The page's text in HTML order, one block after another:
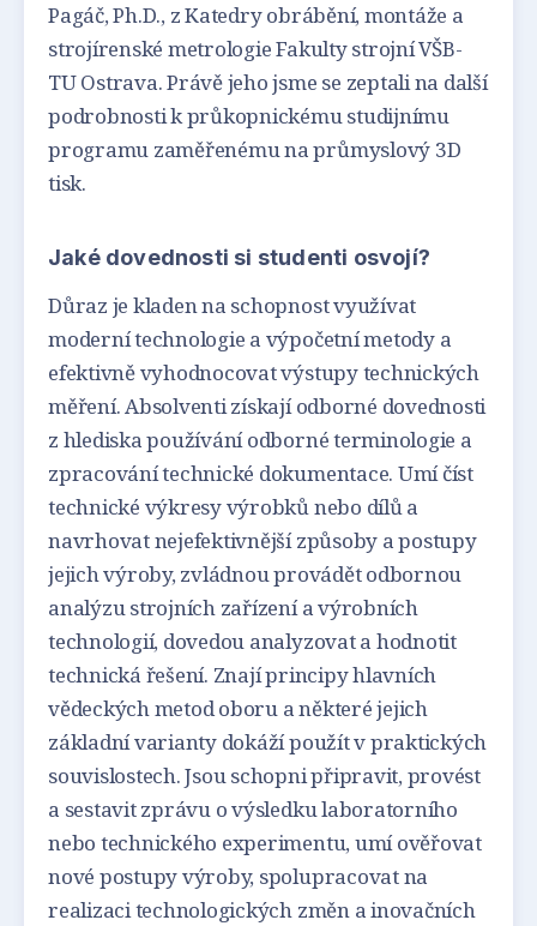
Pagáč, Ph.D., z Katedry obrábění, montáže a
strojírenské metrologie Fakulty strojní VŠB-
TU Ostrava. Právě jeho jsme se zeptali na další
podrobnosti k průkopnickému studijnímu
programu zaměřenému na průmyslový 3D
tisk.
Jaké dovednosti si studenti osvojí?
Důraz je kladen na schopnost využívat
moderní technologie a výpočetní metody a
efektivně vyhodnocovat výstupy technických
měření. Absolventi získají odborné dovednosti
z hlediska používání odborné terminologie a
zpracování technické dokumentace. Umí číst
technické výkresy výrobků nebo dílů a
navrhovat nejefektivnější způsoby a postupy
jejich výroby, zvládnou provádět odbornou
analýzu strojních zařízení a výrobních
technologií, dovedou analyzovat a hodnotit
technická řešení. Znají principy hlavních
vědeckých metod oboru a některé jejich
základní varianty dokáží použít v praktických
souvislostech. Jsou schopni připravit, provést
a sestavit zprávu o výsledku laboratorního
nebo technického experimentu, umí ověřovat
nové postupy výroby, spolupracovat na
realizaci technologických změn a inovačních